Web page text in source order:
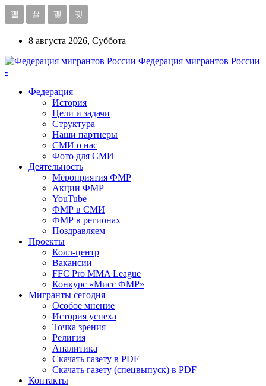
8 августа 2026, Суббота
Федерация мигрантов России
-
Федерация
История
Цели и задачи
Структура
Наши партнеры
СМИ о нас
Фото для СМИ
Деятельность
Мероприятия ФМР
Акции ФМР
YouTube
ФМР в СМИ
ФМР в регионах
Поздравляем
Проекты
Колл-центр
Вакансии
FFC Pro MMA League
Конкурс «Мисс ФМР»
Мигранты сегодня
Особое мнение
История успеха
Точка зрения
Религия
Аналитика
Скачать газету в PDF
Скачать газету (спецвыпуск) в PDF
Контакты